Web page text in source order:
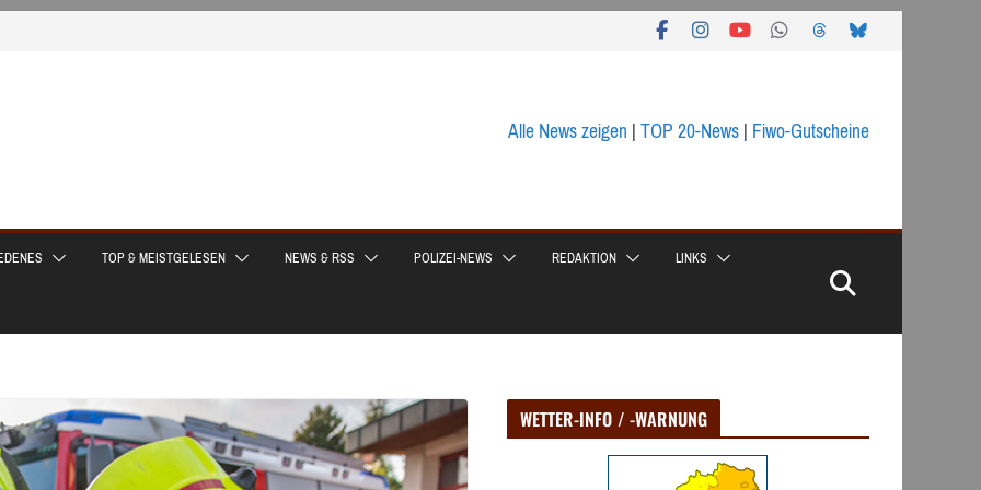
Alle News zeigen|TOP 20-News|Fiwo-Gutscheine
TOP & MEISTGELESEN NEWS & RSS POLIZEI-NEWS REDAKTION LINKS
WETTER-INFO / -WARNUNG